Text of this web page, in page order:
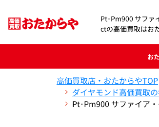
Pt･Pm900 サファ
ctの高価買取はお
お
高価買取店・おたからやTOP
ダイヤモンド高価買取
Pt･Pm900 サファイア